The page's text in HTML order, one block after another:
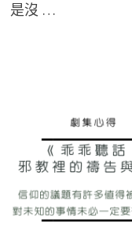
是沒 …